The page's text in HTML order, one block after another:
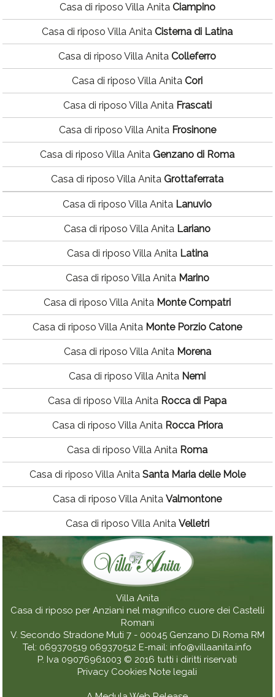
Casa di riposo Villa Anita Ciampino
Casa di riposo Villa AnitaCisterna di Latina
Casa di riposo Villa AnitaColleferro
Casa di riposo Villa AnitaCori
Casa di riposo Villa Anita Frascati
Casa di riposo Villa Anita Frosinone
Casa di riposo Villa AnitaGenzano di Roma
Casa di riposo Villa AnitaGrottaferrata
Casa di riposo Villa Anita Lanuvio
Casa di riposo Villa Anita Lariano
Casa di riposo Villa Anita Latina
Casa di riposo Villa Anita Marino
Casa di riposo Villa Anita Monte Compatri
Casa di riposo Villa Anita Monte Porzio Catone
Casa di riposo Villa Anita Morena
Casa di riposo Villa Anita Nemi
Casa di riposo Villa Anita Rocca di Papa
Casa di riposo Villa Anita Rocca Priora
Casa di riposo Villa Anita Roma
Casa di riposo Villa Anita Santa Maria delle Mole
Casa di riposo Villa AnitaValmontone
Casa di riposo Villa Anita Velletri
Villa Anita
Casa di riposo per Anziani nel magnifico cuore dei Castelli
Romani
V. Secondo Stradone Muti 7 - 00045 Genzano Di Roma RM
Tel: 069370519 069370512 E-mail: info@villaanita.info
P. Iva 09076961003 © 2016 tutti i diritti riservati
Privacy Cookies Note legali